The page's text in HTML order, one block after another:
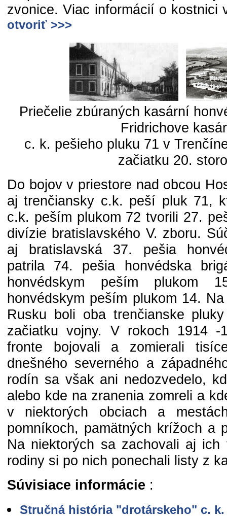
zvonice. Viac informácií o kostnici
otvoriť >>>
Priečelie zbúraných kasární
Fridrichove
c. k. pešieho pluku 71 v
začiatku 20.
Do bojov v priestore nad obcou
aj trenčiansky c.k. peší pluk 71,
c.k. peším plukom 72 tvorili 27.
divízie bratislavského V. zboru.
aj bratislavská 37. pešia
patrila 74. pešia honvédska
honvédskym peším plukom
honvédskym peším plukom 14.
Rusku boli oba trenčianske
začiatku vojny. V rokoch 1914 -
fronte bojovali a zomierali
dnešného severného a
rodín sa však ani nedozvedelo,
alebo kde na zranenia zomreli a
v niektorých obciach a
pomníkoch, pamätných krížoch a
Na niektorých sa zachovali aj ich
rodiny si po nich ponechali listy z
Súvisiace informácie :
Stručná história "drotárskeho" c.